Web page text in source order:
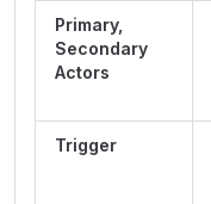
Primary,
Secondary
Actors
Trigger